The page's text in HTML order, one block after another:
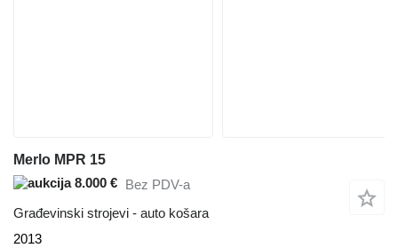
Merlo MPR 15
8.000 € Bez PDV-a
Građevinski strojevi - auto košara
2013